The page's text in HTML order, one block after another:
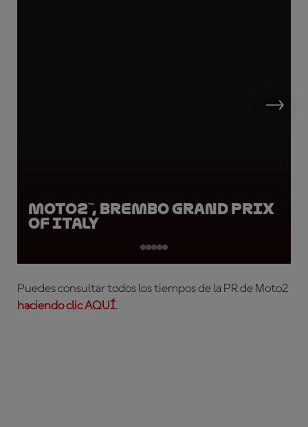
Moto2™, Brembo Grand Prix
of Italy
Puedes consultar todos los tiempos de la PR de Moto2
haciendo clic AQUÍ.